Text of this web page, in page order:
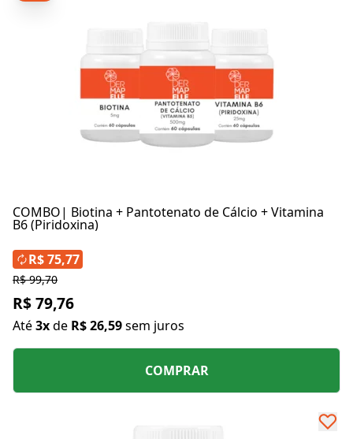
COMBO| Biotina + Pantotenato de Cálcio + Vitamina
B6 (Piridoxina)
R$ 99,70
R$ 79,76
Até3xde R$ 26,59sem juros
R$ 75,77
COMPRAR